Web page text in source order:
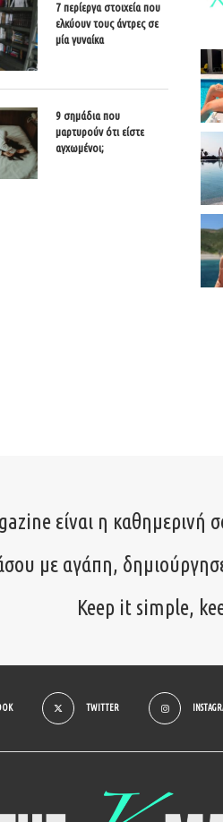
7 περίεργα στοιχεία που
ελκύουν τους άντρες σε
μία γυναίκα
9 σημάδια που
μαρτυρούν ότι είστε
αγχωμένοι;
είναι η καθημερινή
με αγάπη,
Keep it simple,
TWITTER